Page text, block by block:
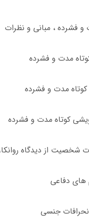
و فشرده ، مبانی و نظرات
مدت و فشرده
کوتاه مدت و فشرده
کوتاه مدت و فشرده
شخصیت از دیدگاه
های دفاعی
انحرافات جنسی